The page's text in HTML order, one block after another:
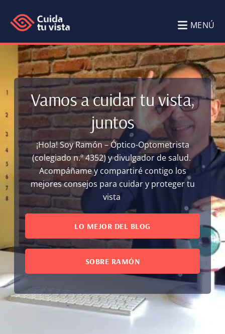
al
contenido
principal
al
pie
de
página
Cuida
tu
vista
Blog
de
Salud
Visual
Cuida
por
Ramón
García
MENÚ
Vamos a cuidar tu vista,
juntos
¡Hola! Soy Ramón – Óptico-Optometrista
(colegiado n.º 4352) y divulgador de salud.
Acompáñame y compartiré contigo los
mejores consejos para cuidar y proteger tu
vista
LO MEJOR DEL BLOG
SOBRE RAMÓN